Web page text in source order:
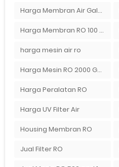
Harga Membran Air Galon
Harga Membran RO 100 gpd
harga mesin air ro
Harga Mesin RO 2000 GPD
Harga Peralatan RO
Harga UV Filter Air
Housing Membran RO
Jual Filter RO